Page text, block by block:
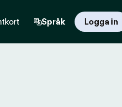
Språk Logga in